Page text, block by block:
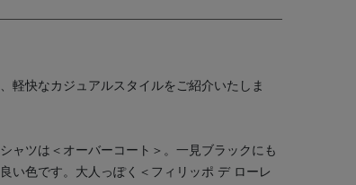
軽快なカジュアルスタイルをご紹介いたしま
ャツは＜オーバーコート＞。一見ブラックにも
い色です。大人っぽく＜フィリッポ デ ローレ